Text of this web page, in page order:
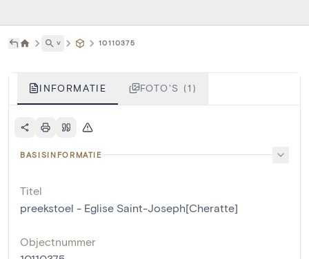
˅ 10110375
INFORMATIE FOTO'S (1)
BASISINFORMATIE
Titel
preekstoel - Eglise Saint-Joseph[Cheratte]
Objectnummer